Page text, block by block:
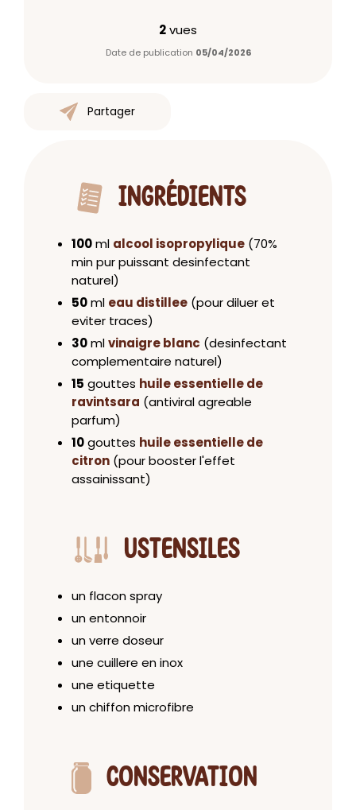
2vues
Date de publication 05/04/2026
Partager
INGRÉDIENTS
100ml alcool isopropylique (70%
min pur puissant desinfectant
naturel)
50ml eau distillee (pour diluer et
eviter traces)
30mlvinaigre blanc (desinfectant
complementaire naturel)
15 gouttes huile essentielle de
ravintsara (antiviral agreable
parfum)
10gouttes huile essentielle de
citron (pour booster l'effet
assainissant)
USTENSILES
un flacon spray
un entonnoir
un verre doseur
une cuillere en inox
une etiquette
un chiffon microfibre
CONSERVATION